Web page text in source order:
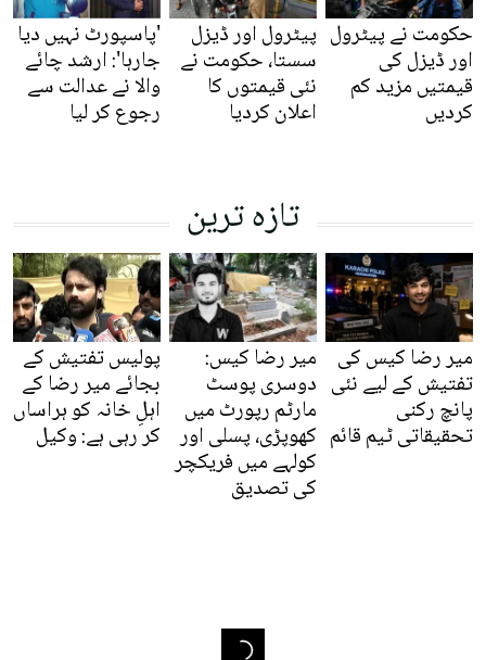
حکومت نے پیٹرول
اور ڈیزل کی
قیمتیں مزید کم
کردیں
پیٹرول اور ڈیزل
سستا، حکومت نے
نئی قیمتوں کا
اعلان کردیا
'پاسپورٹ نہیں دیا
جارہا': ارشد چائے
والا نے عدالت سے
رجوع کر لیا
تازہ ترین
میر رضا کیس کی
تفتیش کے لیے نئی
پانچ رکنی
تحقیقاتی ٹیم قائم
میر رضا کیس:
دوسری پوسٹ
مارٹم رپورٹ میں
کھوپڑی، پسلی اور
کولہے میں فریکچر
کی تصدیق
پولیس تفتیش کے
بجائے میر رضا کے
اہلِ خانہ کو ہراساں
کر رہی ہے: وکیل